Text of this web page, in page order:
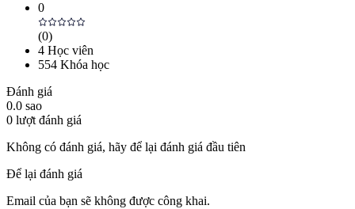
0
(0)
4 Học viên
554 Khóa học
Đánh giá
0.0 sao
0 lượt đánh giá
Không có đánh giá, hãy để lại đánh giá đầu tiên
Để lại đánh giá
Email của bạn sẽ không được công khai.